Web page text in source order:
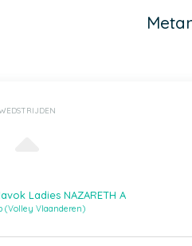
Ladies NAZARETH A
(Volley Vlaanderen)